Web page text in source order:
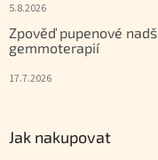
5.8.2026
Zpověď pupenové
gemmoterapií
17.7.2026
Jak nakupovat